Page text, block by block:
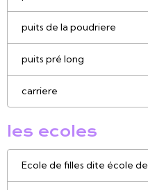
puits de la poudriere
puits pré long
carriere
les ecoles
Ecole de filles dite école de